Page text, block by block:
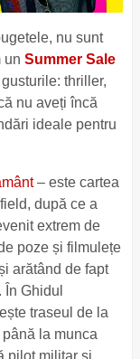
nu sunt
un Summer Sale
thriller,
nu aveți încă
ideale pentru
– este cartea
după ce a
extrem de
poze și filmulețe
arătând de fapt
Ghidul
traseul de la
la munca
pilot militar și